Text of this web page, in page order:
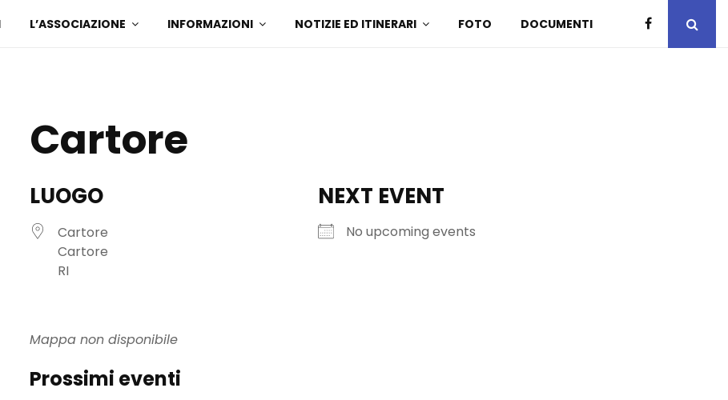
L’ASSOCIAZIONE INFORMAZIONI NOTIZIE ED ITINERARI FOTO DOCUMENTI
Cartore
LUOGO
Cartore
Cartore
RI
NEXT EVENT
No upcoming events
Mappa non disponibile
Prossimi eventi